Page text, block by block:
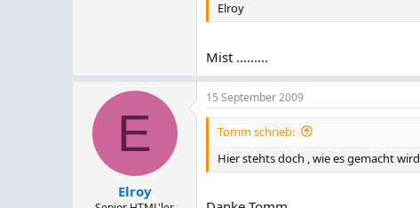
Elroy
Mist .........
E
Elroy
15 September 2009
Tomm schrieb:
Hier stehts doch , wie es gemacht wird